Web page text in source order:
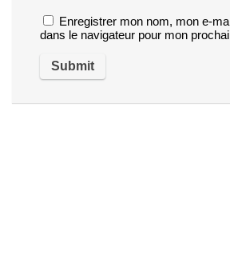
Enregistrer mon nom, mon e-
dans le navigateur pour mon